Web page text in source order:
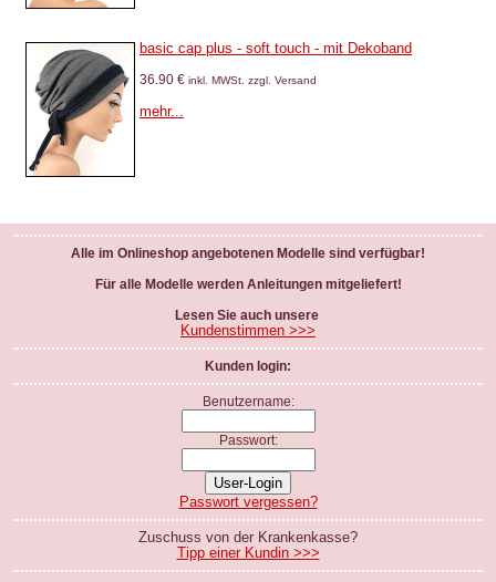
basic cap plus - soft touch - mit Dekoband
36.90 € inkl. MWSt. zzgl. Versand
mehr...
Alle im Onlineshop angebotenen Modelle sind verfügbar!
Für alle Modelle werden Anleitungen mitgeliefert!
Lesen Sie auch unsere
Kundenstimmen >>>
Kunden login:
Benutzername:
Passwort:
Passwort vergessen?
Zuschuss von der Krankenkasse?
Tipp einer Kundin >>>